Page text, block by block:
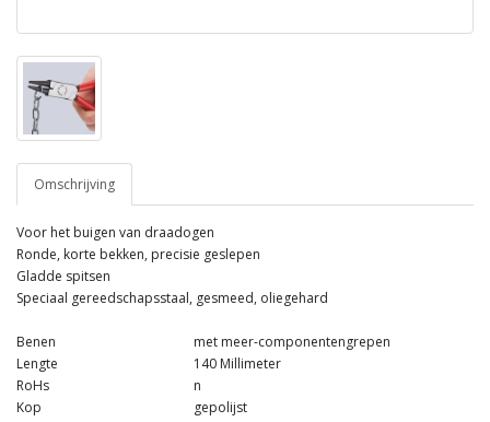
Omschrijving
Voor het buigen van draadogen
Ronde, korte bekken, precisie geslepen
Gladde spitsen
Speciaal gereedschapsstaal, gesmeed, oliegehard
Benen
met meer-componentengrepen
Lengte
140 Millimeter
RoHs
n
Kop
gepolijst